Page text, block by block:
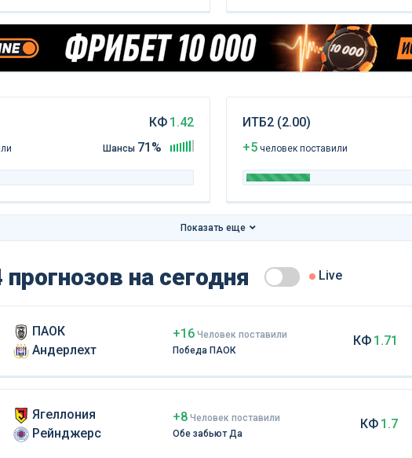
КФ 1.42
Шансы 71%
ИТБ2 (2.00)
+5 человекпоставили
Показать еще
на сегодня Live
ПАОК
Андерлехт
+16 Человек поставили
Победа ПАОК
КФ 1.71
Ягеллония
Рейнджерс
+8 Человек поставили
Обе забьют Да
КФ 1.7